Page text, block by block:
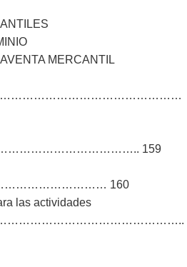
MERCANTIL
159
160
las actividades